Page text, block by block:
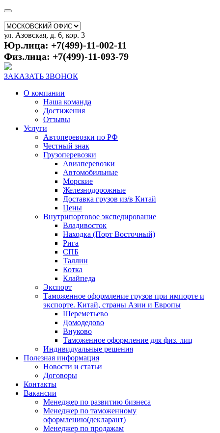
ул. Азовская, д. 6, кор. 3
Юр.лица: +7(499)-11-002-11
Физ.лица: +7(499)-11-093-79
ЗАКАЗАТЬ ЗВОНОК
О компании
Наша команда
Достижения
Отзывы
Услуги
Автоперевозки по РФ
Честный знак
Грузоперевозки
Авиаперевозки
Автомобильные
Морские
Железнодорожные
Доставка грузов из/в Китай
Цены
Внутрипортовое экспедирование
Владивосток
Находка (Порт Восточный)
Рига
СПБ
Таллин
Котка
Клайпеда
Экспорт
Таможенное оформление грузов при импорте и
экспорте. Китай, страны Азии и Европы
Шереметьево
Домодедово
Внуково
Таможенное оформление для физ. лиц
Индивидуальные решения
Полезная информация
Новости и статьи
Договоры
Контакты
Вакансии
Менеджер по развитию бизнеса
Менеджер по таможенному
оформлению(декларант)
Менеджер по продажам